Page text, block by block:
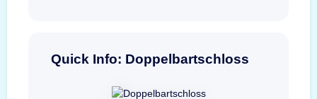
Quick Info: Doppelbartschloss